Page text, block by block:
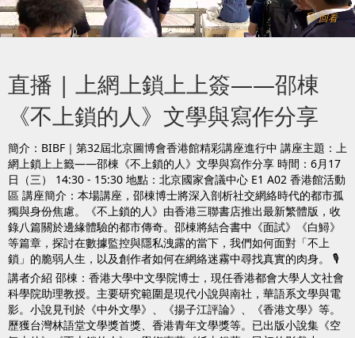
回看
直播 | 上網上鎖上上簽——邵棟
《不上鎖的人》文學與寫作分享
簡介：BIBF｜第32屆北京圖博會香港館精彩講座進行中 講座主題：上
網上鎖上上籤——邵棟《不上鎖的人》文學與寫作分享 時間：6月17
日（三） 14:30 - 15:30 地點：北京國家會議中心 E1 A02 香港館活動
區 講座簡介：本場講座，邵棟博士將深入剖析社交網絡時代的都市孤
獨與身份焦慮。《不上鎖的人》由香港三聯書店推出最新繁體版，收
錄八篇關於邊緣體驗的都市傳奇。邵棟將結合書中《面試》《白鱘》
等篇章，探討在數據監控與隱私洩露的當下，我們如何面對「不上
鎖」的脆弱人生，以及創作者如何在網絡迷霧中尋找真實的肉身。 🎙️
講者介紹 邵棟：香港大學中文學院博士，現任香港都會大學人文社會
科學院助理教授。主要研究範圍是現代小說與南社，華語系文學與電
影。小說見刊於《中外文學》、《揚子江評論》、《香港文學》等。
歷獲台灣林語堂文學獎首獎、香港青年文學獎等。已出版小說集《空